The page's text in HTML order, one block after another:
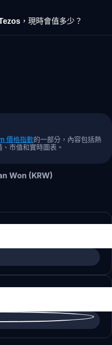
，現時會值多少？
價格指數的一部分，內容包括熱
市值和實時圖表。
Won (KRW)